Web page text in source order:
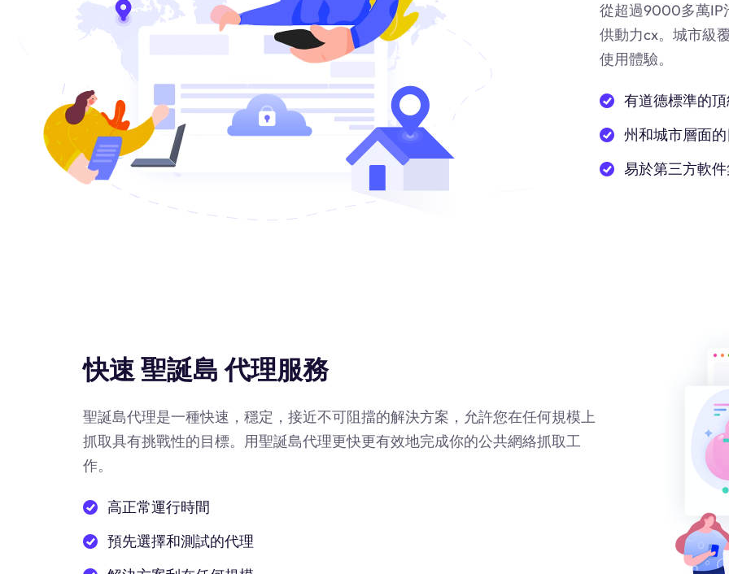
從超過9000多萬IP
供動力cx。城市級
使用體驗。
有道德標準的
州和城市層面
易於第三方軟
快速 聖誕島 代理服務
聖誕島代理是一種快速，穩定，接近不可阻擋的解決方案，允許您在任何規模上
抓取具有挑戰性的目標。用聖誕島代理更快更有效地完成你的公共網絡抓取工
作。
高正常運行時間
預先選擇和測試的代理